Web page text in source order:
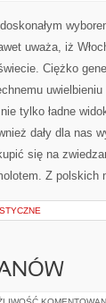
uważa, iż
Ciężko
uwielbieniu
tylko ładne
dały dla nas
się na
Z